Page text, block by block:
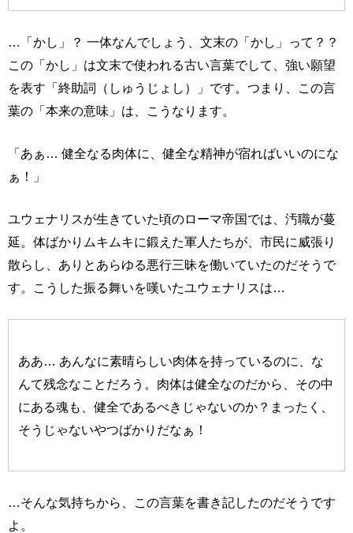
…「かし」？ 一体なんでしょう、文末の「かし」って？？
この「かし」は文末で使われる古い言葉でして、強い願望
を表す「終助詞（しゅうじょし）」です。つまり、この言
葉の「本来の意味」は、こうなります。
「あぁ… 健全なる肉体に、健全な精神が宿ればいいのにな
ぁ！」
ユウェナリスが生きていた頃のローマ帝国では、汚職が蔓
延。体ばかりムキムキに鍛えた軍人たちが、市民に威張り
散らし、ありとあらゆる悪行三昧を働いていたのだそうで
す。こうした振る舞いを嘆いたユウェナリスは…
ああ… あんなに素晴らしい肉体を持っているのに、な
んて残念なことだろう。肉体は健全なのだから、その中
にある魂も、健全であるべきじゃないのか？まったく、
そうじゃないやつばかりだなぁ！
…そんな気持ちから、この言葉を書き記したのだそうです
よ。